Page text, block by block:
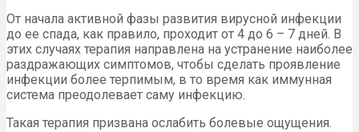
От начала активной фазы развития вирусной инфекции
до ее спада, как правило, проходит от 4 до 6 – 7 дней. В
этих случаях терапия направлена на устранение наиболее
раздражающих симптомов, чтобы сделать проявление
инфекции более терпимым, в то время как иммунная
система преодолевает саму инфекцию.
Такая терапия призвана ослабить болевые ощущения.